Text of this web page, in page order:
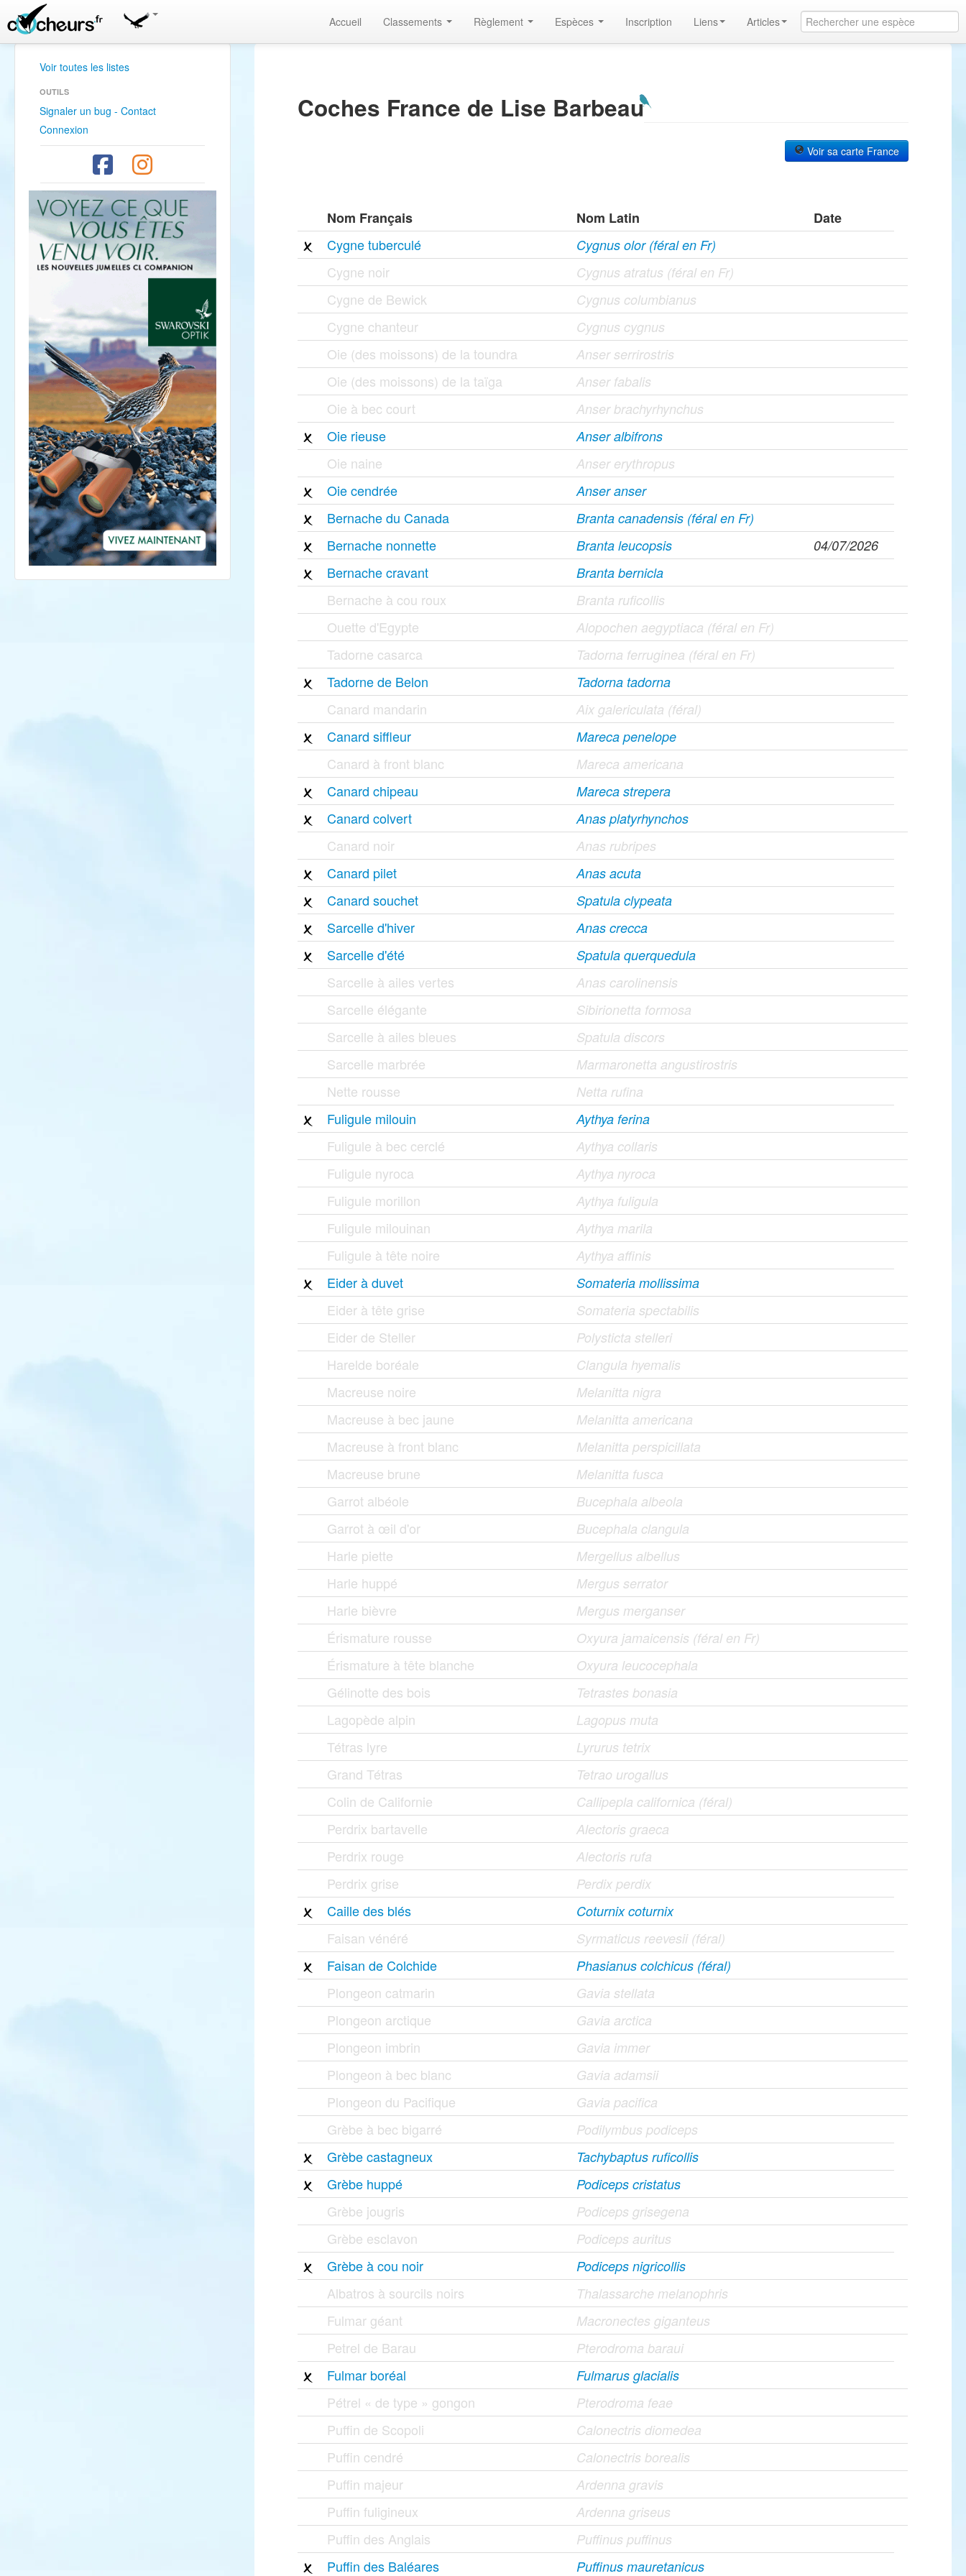
Accueil Classements Règlement Espèces Inscription Liens Articles
Voir toutes les listes
OUTILS
Signaler un bug - Contact
Connexion
Coches France de Lise Barbeau
Voir sa carte France
Nom Français Nom Latin
Date
Cygne tuberculé
Cygnus olor (féral en Fr)
Cygne noir Cygnus atratus (féral en Fr)
Cygne de Bewick Cygnus columbianus
Cygne chanteur Cygnus cygnus
Oie (des moissons) de la toundra Anser serrirostris
Oie (des moissons) de la taïga Anser fabalis
Oie à bec court Anser brachyrhynchus
Oie rieuse Anser albifrons
Oie naine Anser erythropus
Oie cendrée Anser anser
Bernache du Canada Branta canadensis (féral en Fr)
Bernache nonnette Branta leucopsis 04/07/2026
Bernache cravant Branta bernicla
Bernache à cou roux Branta ruficollis
Ouette d'Egypte Alopochen aegyptiaca (féral en Fr)
Tadorne casarca Tadorna ferruginea (féral en Fr)
Tadorne de Belon Tadorna tadorna
Canard mandarin Aix galericulata (féral)
Canard siffleur Mareca penelope
Canard à front blanc Mareca americana
Canard chipeau Mareca strepera
Canard colvert Anas platyrhynchos
Canard noir Anas rubripes
Canard pilet Anas acuta
Canard souchet Spatula clypeata
Sarcelle d'hiver Anas crecca
Sarcelle d'été Spatula querquedula
Sarcelle à ailes vertes Anas carolinensis
Sarcelle élégante Sibirionetta formosa
Sarcelle à ailes bleues Spatula discors
Sarcelle marbrée Marmaronetta angustirostris
Nette rousse Netta rufina
Fuligule milouin Aythya ferina
Fuligule à bec cerclé Aythya collaris
Fuligule nyroca Aythya nyroca
Fuligule morillon Aythya fuligula
Fuligule milouinan Aythya marila
Fuligule à tête noire Aythya affinis
Eider à duvet Somateria mollissima
Eider à tête grise Somateria spectabilis
Eider de Steller Polysticta stelleri
Harelde boréale Clangula hyemalis
Macreuse noire Melanitta nigra
Macreuse à bec jaune Melanitta americana
Macreuse à front blanc Melanitta perspicillata
Macreuse brune Melanitta fusca
Garrot albéole Bucephala albeola
Garrot à œil d'or Bucephala clangula
Harle piette Mergellus albellus
Harle huppé Mergus serrator
Harle bièvre Mergus merganser
Érismature rousse Oxyura jamaicensis (féral en Fr)
Érismature à tête blanche Oxyura leucocephala
Gélinotte des bois Tetrastes bonasia
Lagopède alpin Lagopus muta
Tétras lyre Lyrurus tetrix
Grand Tétras Tetrao urogallus
Colin de Californie Callipepla californica (féral)
Perdrix bartavelle Alectoris graeca
Perdrix rouge Alectoris rufa
Perdrix grise Perdix perdix
Caille des blés Coturnix coturnix
Faisan vénéré Syrmaticus reevesii (féral)
Faisan de Colchide Phasianus colchicus (féral)
Plongeon catmarin Gavia stellata
Plongeon arctique Gavia arctica
Plongeon imbrin Gavia immer
Plongeon à bec blanc Gavia adamsii
Plongeon du Pacifique Gavia pacifica
Grèbe à bec bigarré Podilymbus podiceps
Grèbe castagneux Tachybaptus ruficollis
Grèbe huppé Podiceps cristatus
Grèbe jougris Podiceps grisegena
Grèbe esclavon Podiceps auritus
Grèbe à cou noir Podiceps nigricollis
Albatros à sourcils noirs Thalassarche melanophris
Fulmar géant Macronectes giganteus
Petrel de Barau Pterodroma baraui
Fulmar boréal Fulmarus glacialis
Pétrel « de type » gongon Pterodroma feae
Puffin de Scopoli Calonectris diomedea
Puffin cendré Calonectris borealis
Puffin majeur Ardenna gravis
Puffin fuligineux Ardenna griseus
Puffin des Anglais Puffinus puffinus
Puffin des Baléares Puffinus mauretanicus